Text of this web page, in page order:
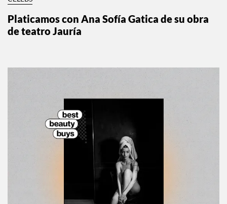
Platicamos con Ana Sofía Gatica de su obra
de teatro Jauría